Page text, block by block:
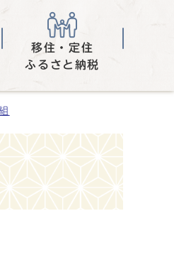
移住・定住
ふるさと納税